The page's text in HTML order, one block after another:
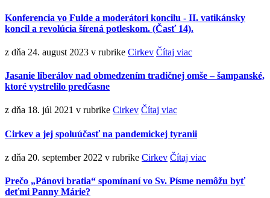
Konferencia vo Fulde a moderátori koncilu - II. vatikánsky
koncil a revolúcia šírená potleskom. (Časť 14).
z dňa 24. august 2023 v rubrike Cirkev Čítaj viac
Jasanie liberálov nad obmedzením tradičnej omše – šampanské,
ktoré vystrelilo predčasne
z dňa 18. júl 2021 v rubrike Cirkev Čítaj viac
Cirkev a jej spoluúčasť na pandemickej tyranii
z dňa 20. september 2022 v rubrike Cirkev Čítaj viac
Prečo „Pánovi bratia“ spomínaní vo Sv. Písme nemôžu byť
deťmi Panny Márie?